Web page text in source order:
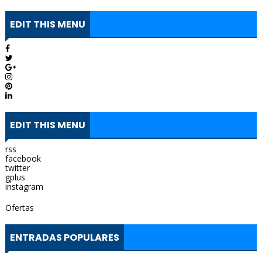
EDIT THIS MENU
EDIT THIS MENU
rss
facebook
twitter
gplus
instagram
Ofertas
ENTRADAS POPULARES